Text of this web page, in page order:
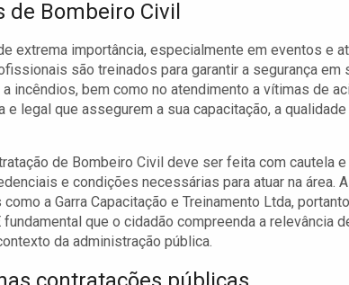
de Bombeiro Civil
extrema importância, especialmente em eventos e
são treinados para garantir a segurança em
incêndios, bem como no atendimento a vítimas de
e legal que assegurem a sua capacitação, a
de Bombeiro Civil deve ser feita com cautela e
e condições necessárias para atuar na área.
a Garra Capacitação e Treinamento Ltda,
que o cidadão compreenda a relevância
da administração pública.